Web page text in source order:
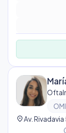
location_on